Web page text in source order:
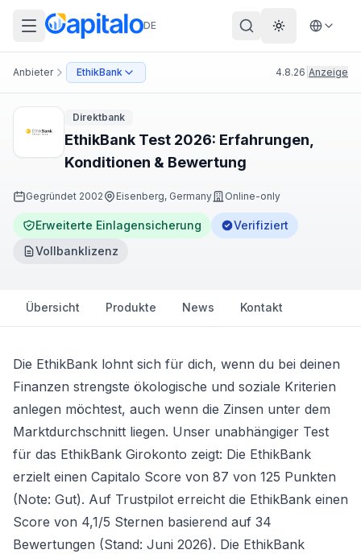
DE Theme
Anbieter EthikBank 4.8.26 Anzeige
Direktbank
EthikBank Test 2026: Erfahrungen,
Konditionen & Bewertung
Gegründet 2002 Eisenberg, Germany Online-only
Erweiterte Einlagensicherung
Verifiziert
Vollbanklizenz
Übersicht Produkte News Kontakt
Die EthikBank lohnt sich für dich, wenn du bei deinen
Finanzen strengste ökologische und soziale Kriterien
anlegen möchtest, auch wenn die Zinsen unter dem
Marktdurchschnitt liegen. Unser unabhängiger Test
für das EthikBank Girokonto zeigt: Die EthikBank
erzielt einen Capitalo Score von 87 von 125 Punkten
(Note: Gut). Auf Trustpilot erreicht die EthikBank einen
Score von 4,1/5 Sternen basierend auf 34
Bewertungen (Stand: Juni 2026). Die EthikBank